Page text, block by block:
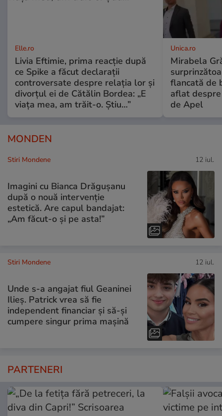
Elle.ro
Livia Eftimie, prima reacție după
ce Spike a făcut declarații
controversate despre relația lor și
divorțul ei de Cătălin Bordea: „E
viața mea, am trăit-o. Știu…”
Unica.ro
Mirabela
flancată de
aflat
de Apel
MONDEN
Stiri Mondene 12 iul.
Imagini cu Bianca Drăgușanu
după o nouă intervenție
estetică. Are capul bandajat:
„Am făcut-o și pe asta!”
Stiri Mondene 12 iul.
Unde s-a angajat fiul Geaninei
Ilieș. Patrick vrea să fie
independent financiar și să-și
cumpere singur prima mașină
PARTENERI